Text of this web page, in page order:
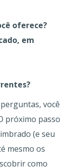
oferece?
em
você
próximo passo
(e seu
mesmo os
como